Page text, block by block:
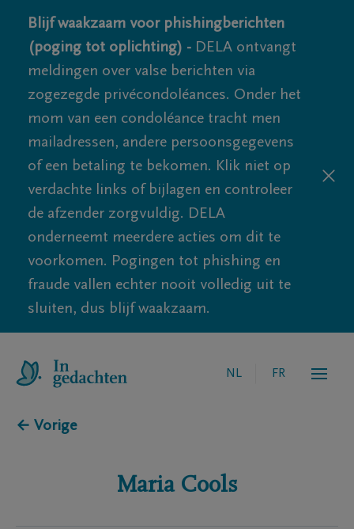
Blijf waakzaam voor phishingberichten
(poging tot oplichting) - DELA ontvangt
meldingen over valse berichten via
zogezegde privécondoléances. Onder het
mom van een condoléance tracht men
mailadressen, andere persoonsgegevens
of een betaling te bekomen. Klik niet op
verdachte links of bijlagen en controleer
de afzender zorgvuldig. DELA
onderneemt meerdere acties om dit te
voorkomen. Pogingen tot phishing en
fraude vallen echter nooit volledig uit te
sluiten, dus blijf waakzaam.
NL FR
← Vorige
Maria Cools